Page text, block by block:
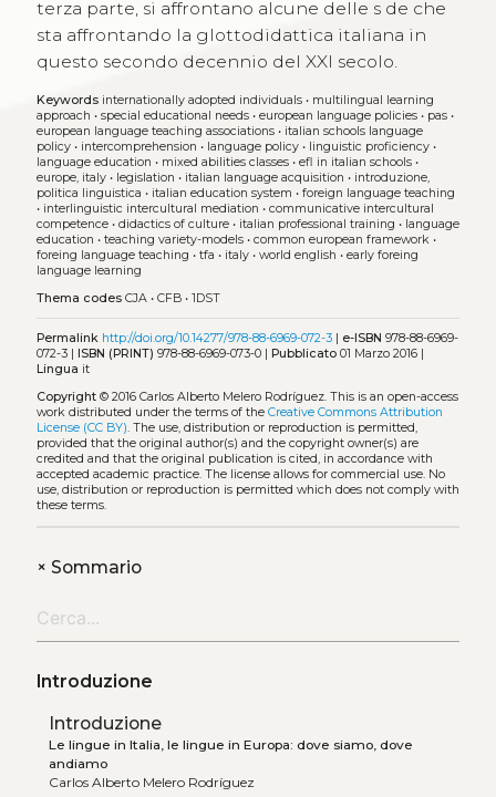
terza parte, si affrontano alcune delle s de che
sta affrontando la glottodidattica italiana in
questo secondo decennio del XXI secolo.
Keywords internationally adopted individuals• multilingual learning
approach • special educational needs• european language policies• pas•
european language teaching associations• italian schools language
policy• intercomprehension • language policy• linguistic proficiency•
language education • mixed abilities classes• efl in italian schools•
europe, italy• legislation • italian language acquisition • introduzione,
politica linguistica • italian education system • foreign language teaching
• interlinguistic intercultural mediation • communicative intercultural
competence• didactics of culture• italian professional training • language
education • teaching variety-models• common european framework•
foreing language teaching • tfa • italy• world english • early foreing
language learning
Thema codes CJA • CFB• 1DST
Permalink http://doi.org/10.14277/978-88-6969-072-3| e-ISBN 978-88-6969-
072-3 | ISBN (PRINT) 978-88-6969-073-0 | Pubblicato01 Marzo 2016 |
Lingua it
Copyright© 2016 Carlos Alberto Melero Rodríguez. This is an open-access
work distributed under the terms of the Creative Commons Attribution
License (CC BY). The use, distribution or reproduction is permitted,
provided that the original author(s) and the copyright owner(s) are
credited and that the original publication is cited, in accordance with
accepted academic practice. The license allows for commercial use. No
use, distribution or reproduction is permitted which does not comply with
these terms.
+Sommario
Introduzione
Introduzione
Le lingue in Italia, le lingue in Europa: dove siamo, dove
andiamo
Carlos Alberto Melero Rodríguez